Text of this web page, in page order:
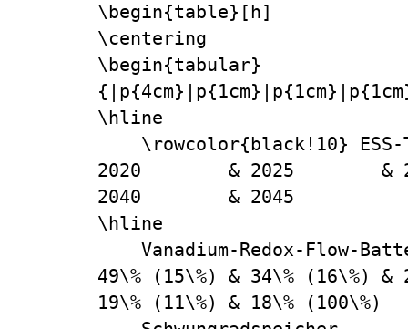
\begin{table}[h]
\centering
\begin{tabular}
\hline
2020        & 2025        &
2040        & 2045
\hline
49\% (15\%) & 34\% (16\%) &
19\% (11\%) & 18\%